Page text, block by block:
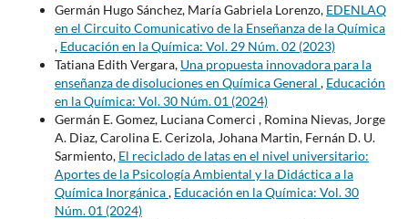
Germán Hugo Sánchez, María Gabriela Lorenzo, EDENLAQ
en el Circuito Comunicativo de la Enseñanza de la Química
, Educación en la Química: Vol. 29 Núm. 02 (2023)
Tatiana Edith Vergara, Una propuesta innovadora para la
enseñanza de disoluciones en Química General , Educación
en la Química: Vol. 30 Núm. 01 (2024)
Germán E. Gomez, Luciana Comerci , Romina Nievas, Jorge
A. Diaz, Carolina E. Cerizola, Johana Martin, Fernán D. U.
Sarmiento, El reciclado de latas en el nivel universitario:
Aportes de la Psicología Ambiental y la Didáctica a la
Química Inorgánica, Educación en la Química: Vol. 30
Núm. 01 (2024)